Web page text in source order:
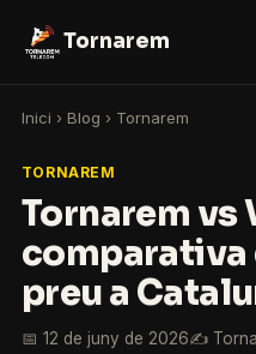
Tornarem
Inici › Blog › Tornarem
TORNAREM
Tornarem vs
comparativa
preu a
📅 12 de juny de 2026✍️